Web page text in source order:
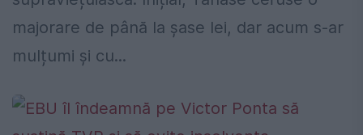
majorare de până la șase lei, dar acum s-ar
mulțumi și cu...